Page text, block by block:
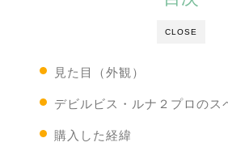
CLOSE
見た目（外観）
デビルビス・ルナ２プロのス
購入した経緯